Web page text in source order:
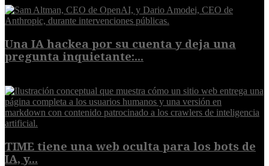
Una IA hackea por su cuenta y deja una
pregunta inquietante:...
TIME tiene una web oculta para los bots de
IA, y...